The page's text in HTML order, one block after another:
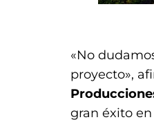
«No
proyecto»,
gran éxito